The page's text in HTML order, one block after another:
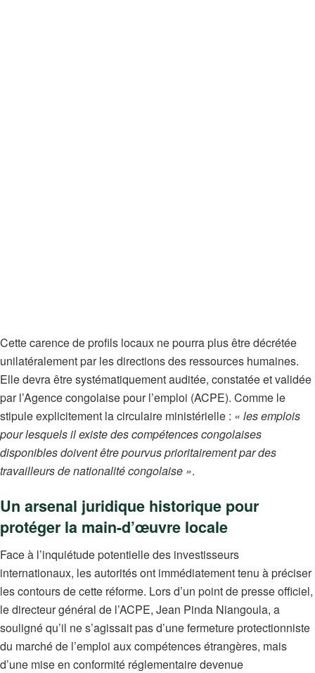
Cette carence de profils locaux ne pourra plus être décrétée
unilatéralement par les directions des ressources humaines.
Elle devra être systématiquement auditée, constatée et validée
par l’Agence congolaise pour l’emploi (ACPE). Comme le
stipule explicitement la circulaire ministérielle : « les emplois
pour lesquels il existe des compétences congolaises
disponibles doivent être pourvus prioritairement par des
travailleurs de nationalité congolaise ».
Un arsenal juridique historique pour
protéger la main-d’œuvre locale
Face à l’inquiétude potentielle des investisseurs
internationaux, les autorités ont immédiatement tenu à préciser
les contours de cette réforme. Lors d’un point de presse officiel,
le directeur général de l’ACPE, Jean Pinda Niangoula, a
souligné qu’il ne s’agissait pas d’une fermeture protectionniste
du marché de l’emploi aux compétences étrangères, mais
d’une mise en conformité réglementaire devenue